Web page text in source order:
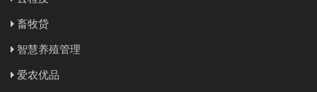
畜牧贷
智慧养殖管理
爱农优品